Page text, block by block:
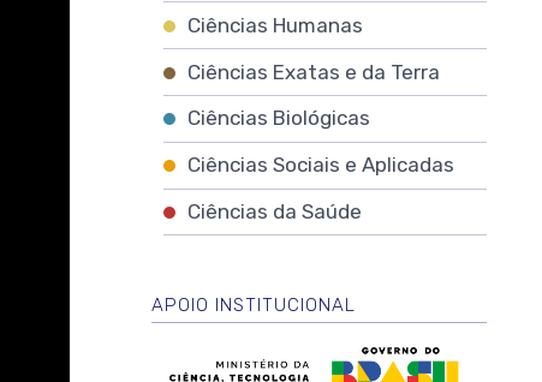
Ciências Humanas
Ciências Exatas e da Terra
Ciências Biológicas
Ciências Sociais e Aplicadas
Ciências da Saúde
APOIO INSTITUCIONAL